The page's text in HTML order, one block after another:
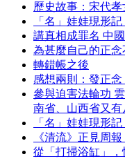
歷史故事：宋代
「名」娃娃現形記
講真相成罪名 中
為甚麼自己的正念
轉錯帳之後
感想兩則：發正念
參與迫害法輪功
南省、山西省又
「名」娃娃現形記
《清流》正見周報
從「打掃浴缸」，